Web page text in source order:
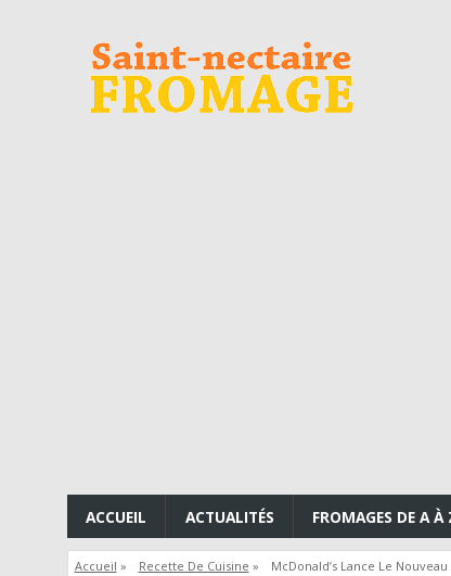
ACCUEIL ACTUALITÉS FROMAGES DE A À
Accueil » Recette De Cuisine » McDonald’s Lance Le